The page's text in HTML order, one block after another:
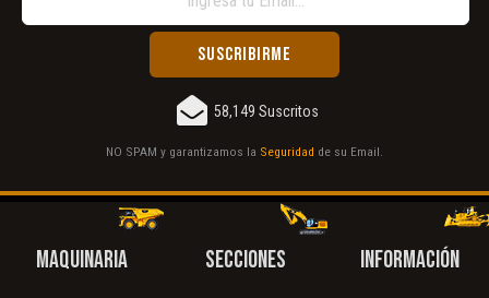
58,149 Suscritos
NO SPAM y garantizamos la Seguridad de su Email.
MAQUINARIA
SECCIONES
INFORMACIÓN